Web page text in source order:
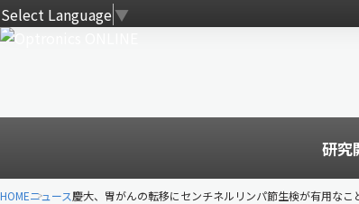
Select Language▼
研究
HOMEニュース慶大、胃がんの転移にセンチネルリンパ節生検が有用なこ